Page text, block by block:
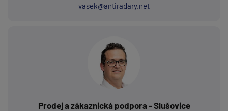
vasek@antiradary.net
Prodej a zákaznická podpora - Slušovice